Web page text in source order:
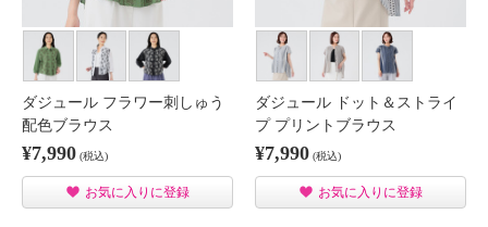
ダジュール フラワー刺しゅう
配色ブラウス
¥7,990 (税込)
お気に入りに登録
ダジュール ドット＆ストライ
プ プリントブラウス
¥7,990 (税込)
お気に入りに登録